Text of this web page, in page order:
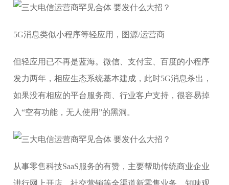
5G消息类似小程序等轻应用，图源/运营商
但轻应用已不再是蓝海。微信、支付宝、百度的小程序
发力两年，相应生态系统基本建成，此时5G消息杀出，
如果没有相应的平台服务商、行业客户支持，很容易掉
入“空有功能，无人使用”的黑洞。
从事零售科技SaaS服务的有赞，主要帮助传统商业企业
进行网上开店、社交营销等全渠道新零售业务，知味观